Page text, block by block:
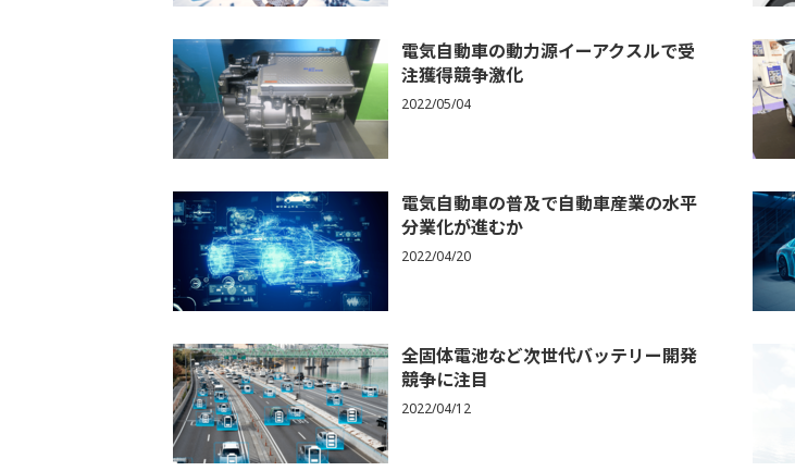
電気自動車の動力源イーアクスルで受
注獲得競争激化
2022/05/04
電気自動車の普及で自動車産業の水平
分業化が進むか
2022/04/20
全固体電池など次世代バッテリー開発
競争に注目
2022/04/12